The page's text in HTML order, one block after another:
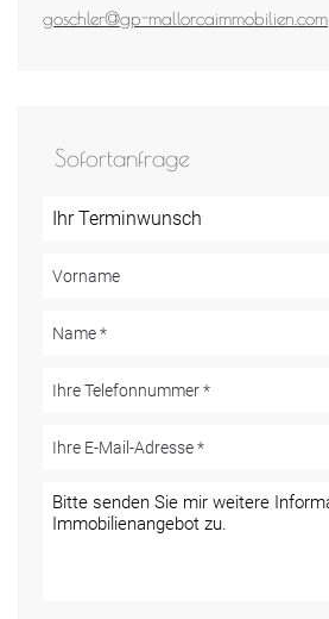
goschler@gp-mallorcaimmobilien.com
Sofortanfrage